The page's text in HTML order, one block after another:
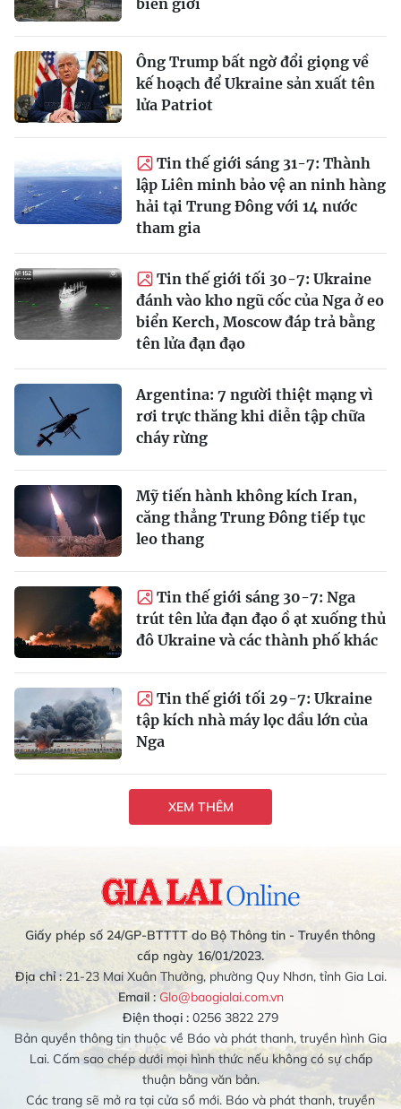
biên giới
Ông Trump bất ngờ đổi giọng về
kế hoạch để Ukraine sản xuất tên
lửa Patriot
Tin thế giới sáng 31-7: Thành
lập Liên minh bảo vệ an ninh hàng
hải tại Trung Đông với 14 nước
tham gia
Tin thế giới tối 30-7: Ukraine
đánh vào kho ngũ cốc của Nga ở eo
biển Kerch, Moscow đáp trả bằng
tên lửa đạn đạo
Argentina: 7 người thiệt mạng vì
rơi trực thăng khi diễn tập chữa
cháy rừng
Mỹ tiến hành không kích Iran,
căng thẳng Trung Đông tiếp tục
leo thang
Tin thế giới sáng 30-7: Nga
trút tên lửa đạn đạo ồ ạt xuống thủ
đô Ukraine và các thành phố khác
Tin thế giới tối 29-7: Ukraine
tập kích nhà máy lọc dầu lớn của
Nga
XEM THÊM
Giấy phép số 24/GP-BTTTT do Bộ Thông tin - Truyền thông
cấp ngày 16/01/2023.
Địa chỉ :21-23 Mai Xuân Thưởng, phường Quy Nhơn, tỉnh Gia Lai.
Email : Glo@baogialai.com.vn
Điện thoại : 0256 3822 279
Bản quyền thông tin thuộc về Báo và phát thanh, truyền hình Gia
Lai. Cấm sao chép dưới mọi hình thức nếu không có sự chấp
thuận bằng văn bản.
Các trang sẽ mở ra tại cửa sổ mới. Báo và phát thanh, truyền